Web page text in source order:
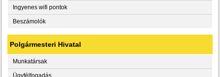
Ingyenes wifi pontok
Beszámolók
Polgármesteri Hivatal
Munkatársak
Ügyfélfogadás